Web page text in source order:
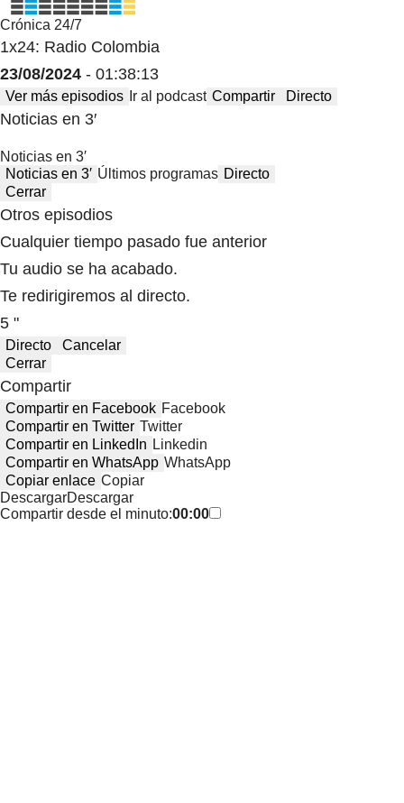
Crónica 24/7
1x24: Radio Colombia
23/08/2024 - 01:38:13
Ver más episodios Ir al podcast Compartir Directo
Noticias en 3′
Noticias en 3′
Noticias en 3′ Últimos programas Directo
Cerrar
Otros episodios
Cualquier tiempo pasado fue anterior
Tu audio se ha acabado.
Te redirigiremos al directo.
5 "
Directo
Cancelar
Cerrar
Compartir
Compartir en Facebook Facebook
Compartir en Twitter Twitter
Compartir en LinkedIn Linkedin
Compartir en WhatsApp WhatsApp
Copiar enlace Copiar
DescargarDescargar
Compartir desde el minuto:00:00